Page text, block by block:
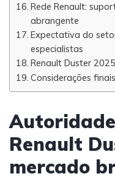
Rede Renault:
abrangente
Expectativa do
especialistas
Renault Duster
Considerações finais
Renault
mercado